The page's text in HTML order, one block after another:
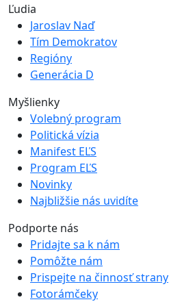
Ľudia
Jaroslav Naď
Tím Demokratov
Regióny
Generácia D
Myšlienky
Volebný program
Politická vízia
Manifest EĽS
Program EĽS
Novinky
Najbližšie nás uvidíte
Podporte nás
Pridajte sa k nám
Pomôžte nám
Prispejte na činnosť strany
Fotorámčeky